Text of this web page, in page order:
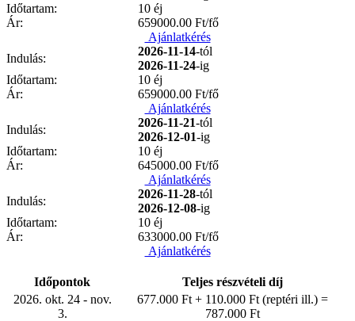
Időtartam:
10 éj
Ár:
659000.00 Ft/fő
Ajánlatkérés
Indulás:
2026-11-14-tól
2026-11-24-ig
Időtartam:
10 éj
Ár:
659000.00 Ft/fő
Ajánlatkérés
Indulás:
2026-11-21-tól
2026-12-01-ig
Időtartam:
10 éj
Ár:
645000.00 Ft/fő
Ajánlatkérés
Indulás:
2026-11-28-tól
2026-12-08-ig
Időtartam:
10 éj
Ár:
633000.00 Ft/fő
Ajánlatkérés
Időpontok
Teljes részvételi díj
2026. okt. 24 - nov.
3.
677.000 Ft + 110.000 Ft (reptéri ill.) =
787.000 Ft